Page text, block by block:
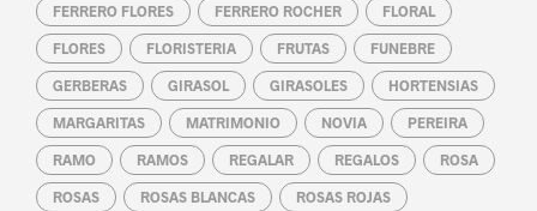
FERRERO FLORES FERRERO ROCHER FLORAL
FLORES FLORISTERIA FRUTAS FUNEBRE
GERBERAS GIRASOL GIRASOLES HORTENSIAS
MARGARITAS MATRIMONIO NOVIA PEREIRA
RAMO RAMOS REGALAR REGALOS ROSA
ROSAS ROSAS BLANCAS ROSAS ROJAS